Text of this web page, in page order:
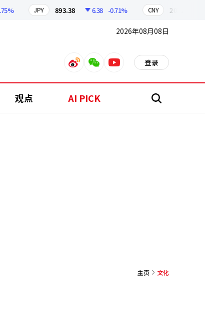
JPY 893.38 6.38 -0.71% CNY 209.17
2026年08月08日
weiboweixinyoutube 登录
观点 AI PICK 搜
主页 文化